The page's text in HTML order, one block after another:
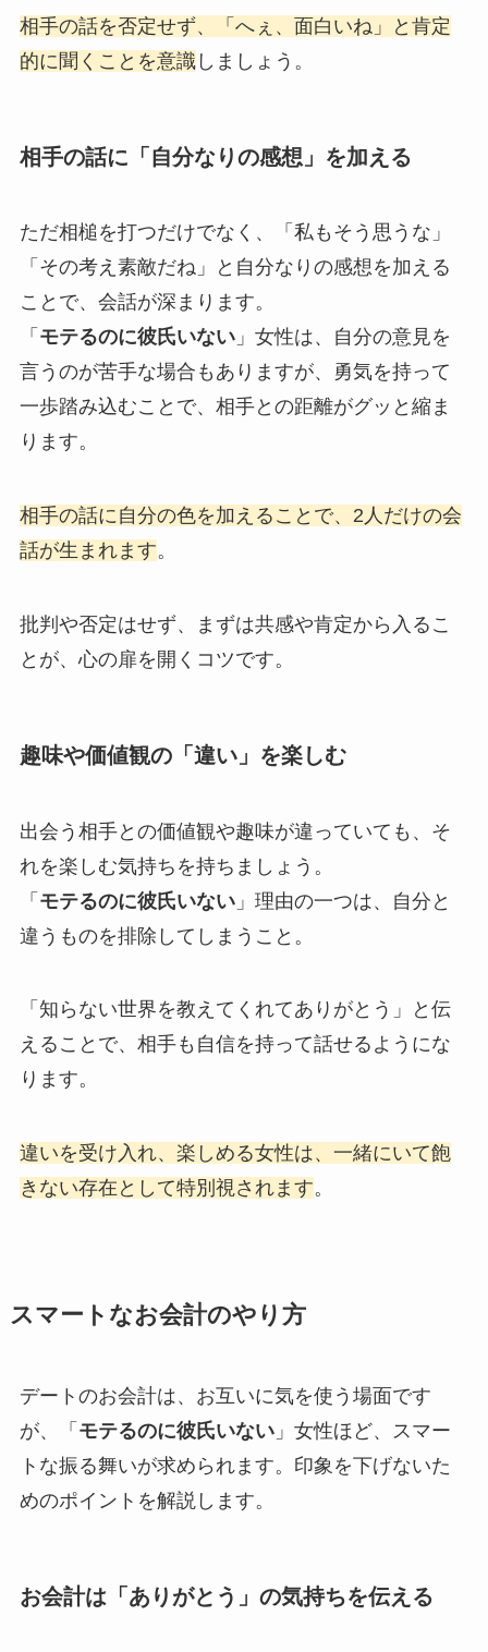
相手の話を否定せず、「へぇ、面白いね」と肯定
的に聞くことを意識しましょう。
相手の話に「自分なりの感想」を加える
ただ相槌を打つだけでなく、「私もそう思うな」
「その考え素敵だね」と自分なりの感想を加える
ことで、会話が深まります。
「 モテるのに彼氏いない」女性は、自分の意見を
言うのが苦手な場合もありますが、勇気を持って
一歩踏み込むことで、相手との距離がグッと縮ま
ります。
相手の話に自分の色を加えることで、2人だけの会
話が生まれます。
批判や否定はせず、まずは共感や肯定から入るこ
とが、心の扉を開くコツです。
趣味や価値観の「違い」を楽しむ
出会う相手との価値観や趣味が違っていても、そ
れを楽しむ気持ちを持ちましょう。
「 モテるのに彼氏いない」理由の一つは、自分と
違うものを排除してしまうこと。
「知らない世界を教えてくれてありがとう」と伝
えることで、相手も自信を持って話せるようにな
ります。
違いを受け入れ、楽しめる女性は、一緒にいて飽
きない存在として特別視されます。
スマートなお会計のやり方
デートのお会計は、お互いに気を使う場面です
が、「 モテるのに彼氏いない」女性ほど、スマー
トな振る舞いが求められます。印象を下げないた
めのポイントを解説します。
お会計は「ありがとう」の気持ちを伝える